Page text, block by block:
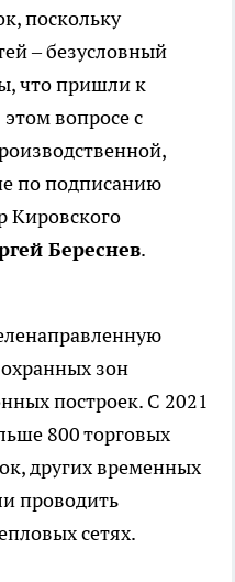
поскольку
– безусловный
что пришли к
вопросе с
по подписанию
Кировского
Береснев.
зон
построек. С 2021
800 торговых
других временных
проводить
сетях.